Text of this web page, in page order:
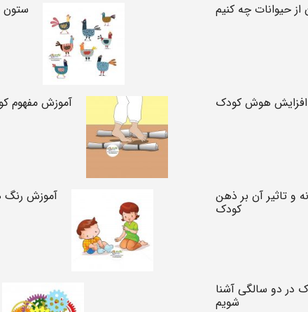
حیوانات چه کنیم
افزایش هوش کودک
و تاثیر آن بر ذهن
کودک
در دو سالگی آشنا
شویم
ستون
آموزش مفهوم
آموزش رنگ